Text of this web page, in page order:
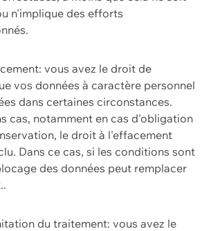
n'implique des efforts
vous avez le droit de
vos données à caractère personnel
dans certaines circonstances.
cas, notamment en cas d'obligation
le droit à l'effacement
Dans ce cas, si les conditions sont
des données peut remplacer
du traitement: vous avez le